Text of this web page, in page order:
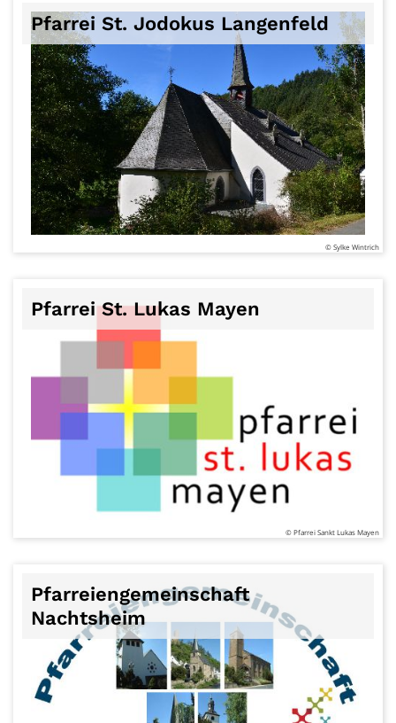
Pfarrei St. Jodokus Langenfeld
© Sylke Wintrich
Pfarrei St. Lukas Mayen
© Pfarrei Sankt Lukas Mayen
Pfarreiengemeinschaft
Nachtsheim